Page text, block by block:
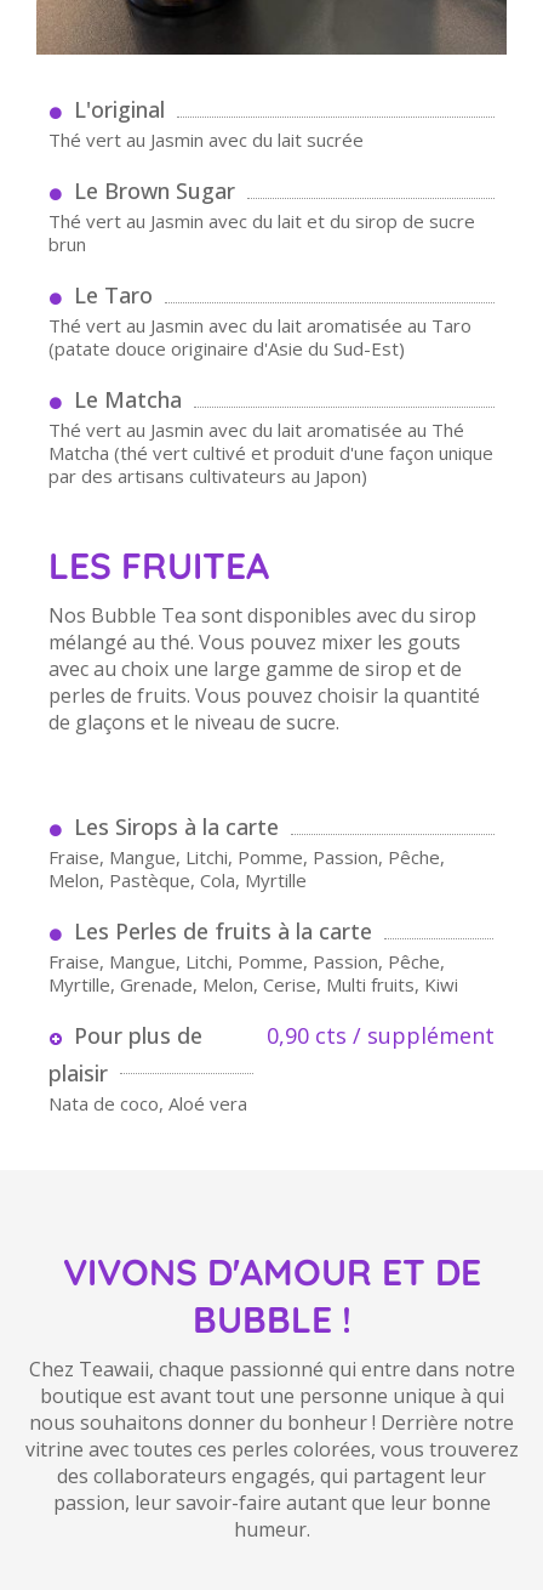
L'original
Thé vert au Jasmin avec du lait sucrée
Le Brown Sugar
Thé vert au Jasmin avec du lait et du sirop de sucre
brun
Le Taro
Thé vert au Jasmin avec du lait aromatisée au Taro
(patate douce originaire d'Asie du Sud-Est)
Le Matcha
Thé vert au Jasmin avec du lait aromatisée au Thé
Matcha (thé vert cultivé et produit d'une façon unique
par des artisans cultivateurs au Japon)
LES FRUITEA
Nos Bubble Tea sont disponibles avec du sirop
mélangé au thé. Vous pouvez mixer les gouts
avec au choix une large gamme de sirop et de
perles de fruits. Vous pouvez choisir la quantité
de glaçons et le niveau de sucre.
Les Sirops à la carte
Fraise, Mangue, Litchi, Pomme, Passion, Pêche,
Melon, Pastèque, Cola, Myrtille
Les Perles de fruits à la carte
Fraise, Mangue, Litchi, Pomme, Passion, Pêche,
Myrtille, Grenade, Melon, Cerise, Multi fruits, Kiwi
Pour plus de
plaisir
0,90 cts / supplément
Nata de coco, Aloé vera
VIVONS D'AMOUR ET DE
BUBBLE !
Chez Teawaii, chaque passionné qui entre dans notre
boutique est avant tout une personne unique à qui
nous souhaitons donner du bonheur ! Derrière notre
vitrine avec toutes ces perles colorées, vous trouverez
des collaborateurs engagés, qui partagent leur
passion, leur savoir-faire autant que leur bonne
humeur.